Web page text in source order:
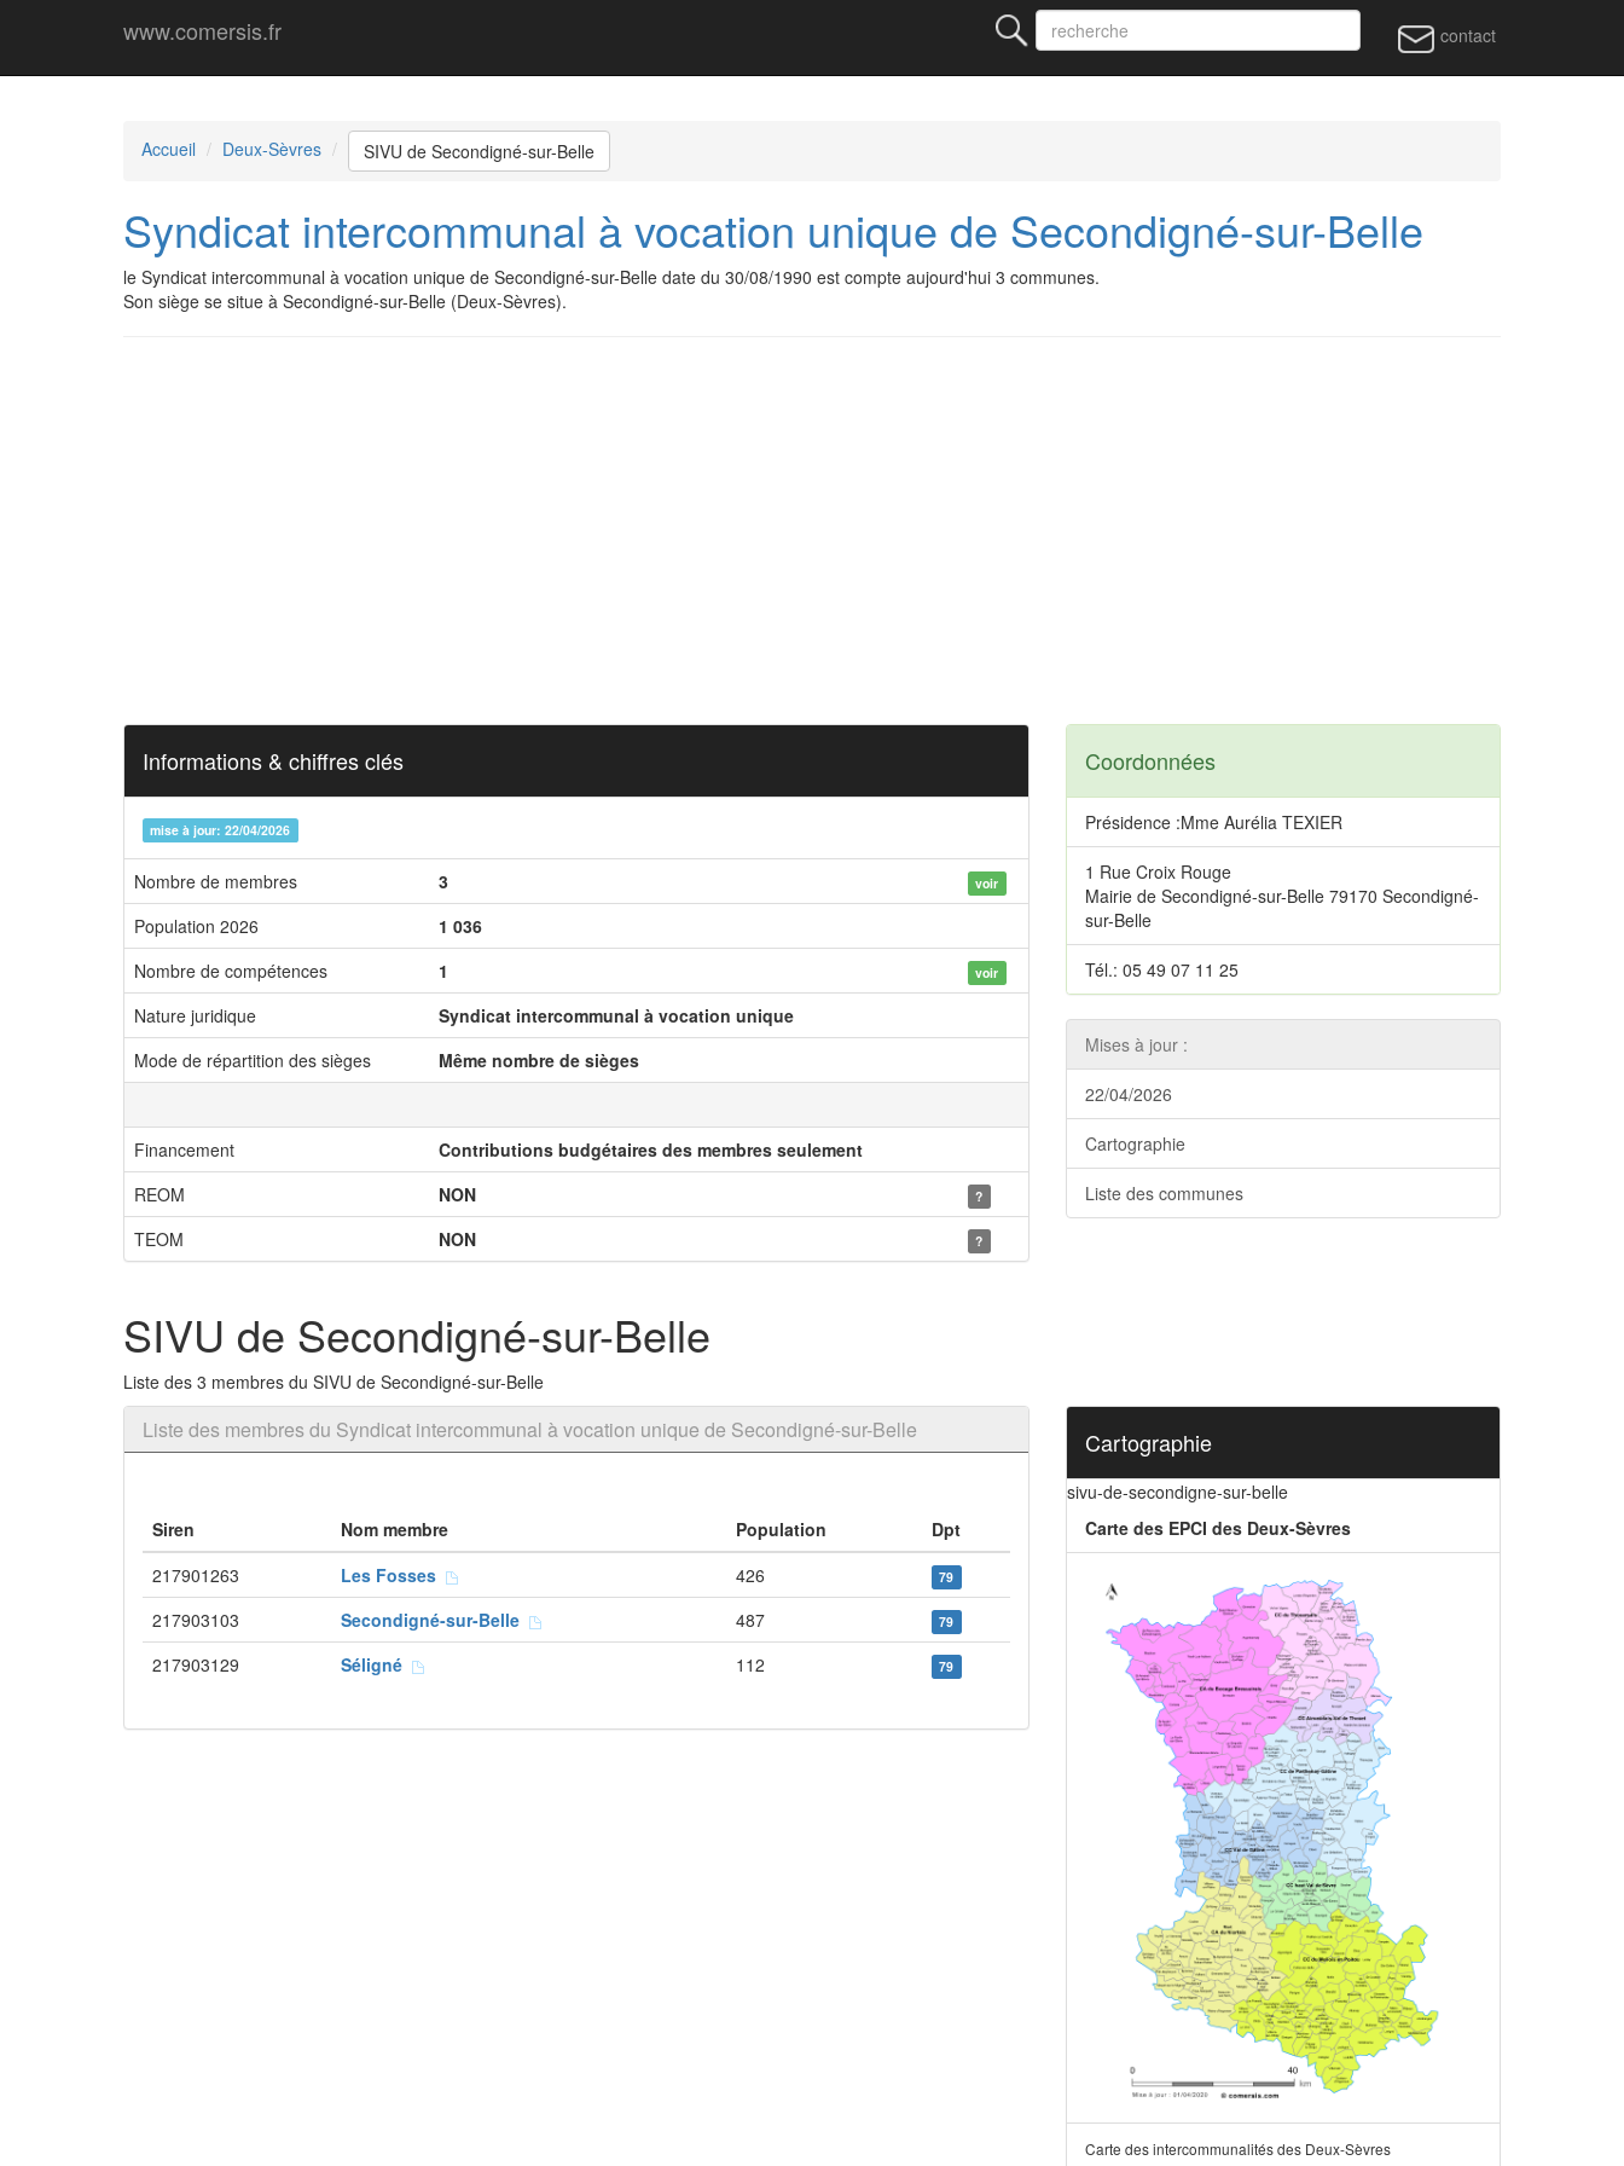
www.comersis.fr contact
Accueil Deux-Sèvres SIVU de Secondigné-sur-Belle
Syndicat intercommunal à vocation unique de Secondigné-sur-Belle
le Syndicat intercommunal à vocation unique de Secondigné-sur-Belle date du 30/08/1990 est compte aujourd'hui 3 communes.
Son siège se situe à Secondigné-sur-Belle (Deux-Sèvres).
Informations & chiffres clés
mise à jour: 22/04/2026
Nombre de membres 3 voir
Population 2026
1 036
Nombre de compétences
1 voir
Nature juridique
Syndicat intercommunal à vocation unique
Mode de répartition des sièges
Même nombre de sièges
Financement
Contributions budgétaires des membres seulement
REOM
NON ?
TEOM NON ?
Coordonnées
Présidence :Mme Aurélia TEXIER
1 Rue Croix Rouge
Mairie de Secondigné-sur-Belle 79170 Secondigné-
sur-Belle
Tél.: 05 49 07 11 25
Mises à jour :
22/04/2026
Cartographie
Liste des communes
SIVU de Secondigné-sur-Belle
Liste des 3 membres du SIVU de Secondigné-sur-Belle
Liste des membres du Syndicat intercommunal à vocation unique de Secondigné-sur-Belle
Siren Nom membre Population
Dpt
217901263
Les Fosses 426 79
217903103 Secondigné-sur-Belle 487 79
217903129 Séligné 112 79
Cartographie
sivu-de-secondigne-sur-belle
Carte des EPCI des Deux-Sèvres
Carte des intercommunalités des Deux-Sèvres